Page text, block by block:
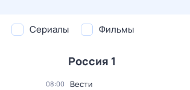
Сериалы Фильмы
Россия 1
08:00 Вести